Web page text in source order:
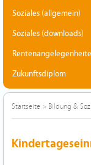
Soziales (allgemein)
Soziales (downloads)
Zukunftsdiplom
Startseite > Bildung &